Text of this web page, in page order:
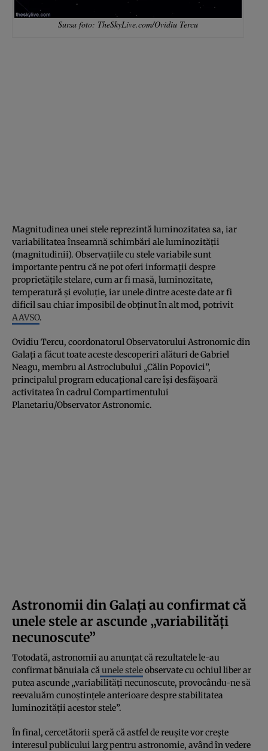
Sursa foto: TheSkyLive.com/Ovidiu Tercu
Magnitudinea unei stele reprezintă luminozitatea sa, iar
variabilitatea înseamnă schimbări ale luminozității
(magnitudinii). Observațiile cu stele variabile sunt
importante pentru că ne pot oferi informații despre
proprietățile stelare, cum ar fi masă, luminozitate,
temperatură și evoluție, iar unele dintre aceste date ar fi
dificil sau chiar imposibil de obținut în alt mod, potrivit
AAVSO.
Ovidiu Tercu, coordonatorul Observatorului Astronomic din
Galați a făcut toate aceste descoperiri alături de Gabriel
Neagu, membru al Astroclubului „Călin Popovici”,
principalul program educațional care își desfășoară
activitatea în cadrul Compartimentului
Planetariu/Observator Astronomic.
Astronomii din Galați au confirmat că
unele stele ar ascunde „variabilități
necunoscute”
Totodată, astronomii au anunțat că rezultatele le-au
confirmat bănuiala căunele steleobservate cu ochiul liber ar
putea ascunde „variabilități necunoscute, provocându-ne să
reevaluăm cunoștințele anterioare despre stabilitatea
luminozității acestor stele”.
În final, cercetătorii speră că astfel de reușite vor crește
interesul publicului larg pentru astronomie, având în vedere